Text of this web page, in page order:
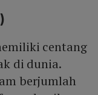
centang
di dunia.
berjumlah